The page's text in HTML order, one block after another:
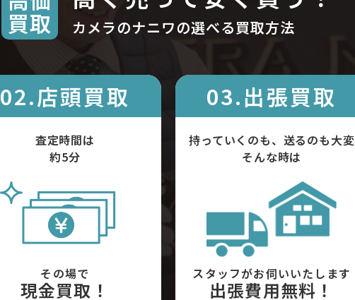
買取 カメラのナニワの選べる買取方法
02.店頭買取
査定時間は
約5分
その場で
現金買取！
03.出張買取
持っていくのも、送るのも大変
そんな時は
スタッフがお伺いいたします
出張費用無料！